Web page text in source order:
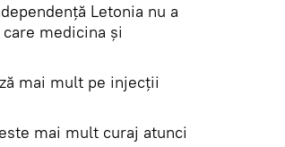
Letonia nu a
medicina și
mai mult pe injecții
mai mult curaj atunci